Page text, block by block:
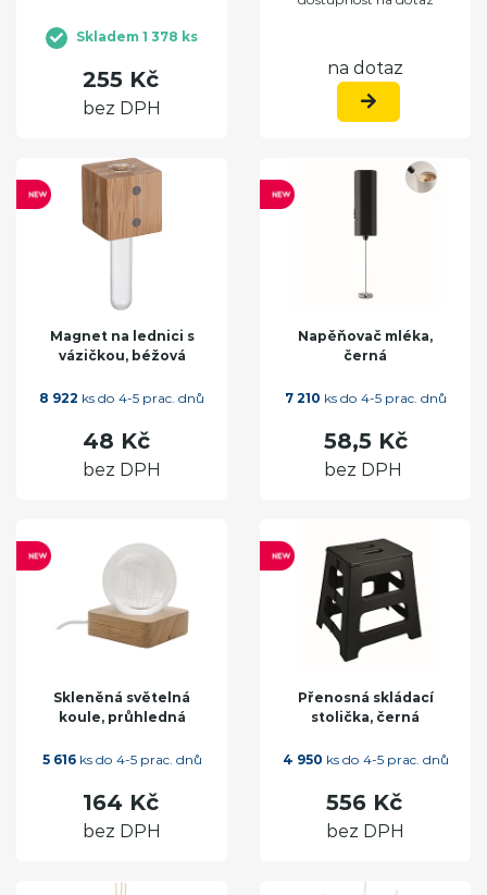
Skladem 1 378 ks
255 Kč
bez DPH
na dotaz
Magnet na lednici s
vázičkou, béžová
8 922 ks do 4-5 prac. dnů
48 Kč
bez DPH
Napěňovač mléka,
černá
7 210 ks do 4-5 prac. dnů
58,5 Kč
bez DPH
Skleněná světelná
koule, průhledná
5 616ks do 4-5 prac. dnů
164 Kč
bez DPH
Přenosná skládací
stolička, černá
4 950 ks do 4-5 prac. dnů
556 Kč
bez DPH